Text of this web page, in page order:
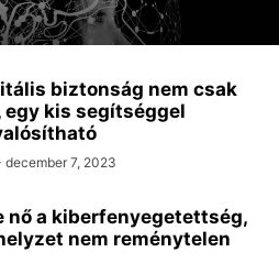
biztonság nem csak
egy kis segítséggel
december 7, 2023
nő a kiberfenyegetettség,
nem reménytelen